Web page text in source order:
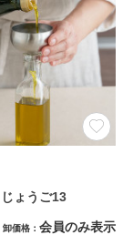
ょうご13
卸価格 会員のみ表示